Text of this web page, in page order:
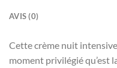
AVIS (0)
Cette crème nuit
moment privilégié qu’est